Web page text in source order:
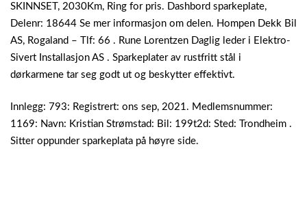
SKINNSET, 2030Km, Ring for pris. Dashbord sparkeplate,
Delenr: 18644 Se mer informasjon om delen. Hompen Dekk Bil
AS, Rogaland – Tlf: 66 . Rune Lorentzen Daglig leder i Elektro-
Sivert Installasjon AS . Sparkeplater av rustfritt stål i
dørkarmene tar seg godt ut og beskytter effektivt.
Innlegg: 793: Registrert: ons sep, 2021. Medlemsnummer:
1169: Navn: Kristian Strømstad: Bil: 199t2d: Sted: Trondheim .
Sitter oppunder sparkeplata på høyre side.